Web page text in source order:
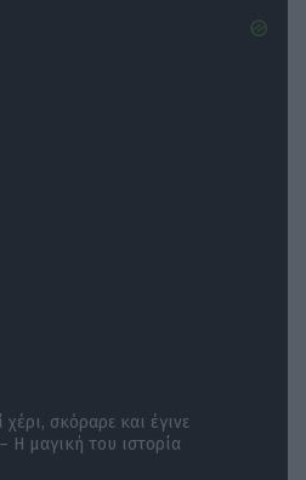
χέρι, σκόραρε και έγινε
Η μαγική του ιστορία